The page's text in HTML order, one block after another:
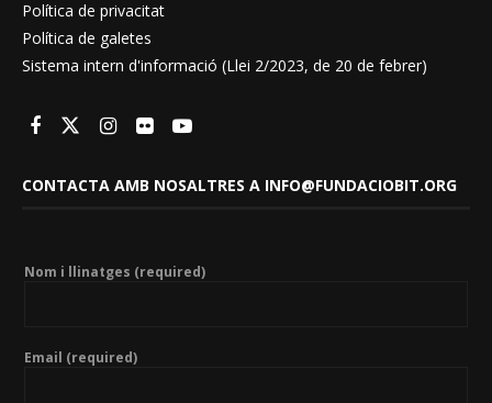
Política de privacitat
Política de galetes
Sistema intern d'informació (Llei 2/2023, de 20 de febrer)
CONTACTA AMB NOSALTRES A INFO@FUNDACIOBIT.ORG
Nom i llinatges (required)
Email (required)